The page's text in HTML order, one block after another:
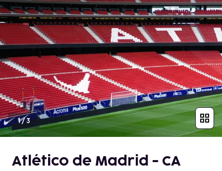
1/3
Atlético de Madrid - CA